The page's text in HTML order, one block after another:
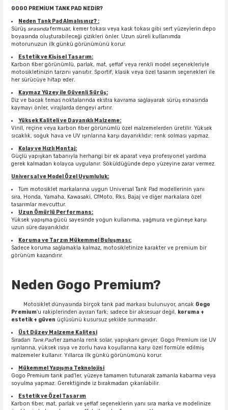
GOGO PREMİUM TANK PAD NEDİR?
Neden Tank Pad Almalısınız? :
Sürüş sırasındafermuar, kemer tokası veya kask tokası gibi sert yüzeylerin depo
boyasında oluşturabileceği çizikleri önler. Uzun süreli kullanımda
motorunuzun ilk günkü görünümünü korur.
Estetik ve Kişisel Tasarım:
Karbon fiber görünümlü, parlak, mat, şeffaf veya renkli model seçenekleriyle
motosikletinizin tarzını yansıtır. Sportif, klasik veya özel tasarım seçenekleri ile
her sürücüye hitap eder.
Kaymaz Yüzey ile Güvenli Sürüş:
Diz ve bacak temas noktalarında ekstra kavrama sağlayarak sürüş esnasında
kaymayı önler, virajlarda dengeyi artırır.
Yüksek Kaliteli ve Dayanıklı Malzeme:
Vinil, reçine veya karbon fiber görünümlü özel malzemelerden üretilir. Yüksek
sıcaklık, soğuk hava ve UV ışınlarına karşı dayanıklıdır; renk solması yapmaz.
Kolay ve Hızlı Montaj:
Güçlü yapışkan tabanıyla herhangi bir ek aparat veya profesyonel yardıma
gerek kalmadan kolayca uygulanır. Söküldüğünde depo yüzeyine zarar vermez.
Universal ve Model Özel Uyumluluk:
Tüm motosiklet markalarına uygun Universal Tank Pad modellerinin yanı
sıra, Honda, Yamaha, Kawasaki, CfMoto, Rks, Bajaj ve diğer markalara özel
tasarımlar mevcuttur.
Uzun Ömürlü Performans:
Yüksek yapışma gücü sayesinde yoğun kullanıma, yağmura ve güneşe karşı
uzun süre dayanıklıdır.
Koruma ve Tarzın Mükemmel Buluşması:
Sadece koruma sağlamakla kalmaz, motosikletinize karakter ve premium bir
görünüm kazandırır.
Neden Gogo Premium?
Motosiklet dünyasında birçok tank pad markası bulunuyor, ancak Gogo
Premium’u rakiplerinden ayıran fark; sadece bir aksesuar değil, koruma +
estetik + güven üçlüsünü kusursuz şekilde sunmasıdır.
Üst Düzey Malzeme Kalitesi
Sıradan Tank Pad’ler zamanla renk solar, yapışkanı gevşer. Gogo Premium ise UV
ışınlarına, yüksek ısıya ve zorlu hava koşullarına karşı özel formüle edilmiş
malzemeler kullanır. Yıllarca ilk günkü görünümünü korur.
Mükemmel Yapışma Teknolojisi
Gogo Premium tank pad’ler, yüzeye tamamen tutunarak zamanla kabarma veya
soyulma yapmaz. Gerektiğinde iz bırakmadan çıkarılabilir.
Estetik ve Özel Tasarım
Karbon fiber, mat, parlak ve şeffaf seçeneklerin yanı sıra marka ve modelinize